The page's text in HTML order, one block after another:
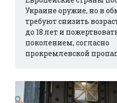
Украине оружие, но в
требуют снизить
до 18 лет и
поколением, согласно
прокремлевской